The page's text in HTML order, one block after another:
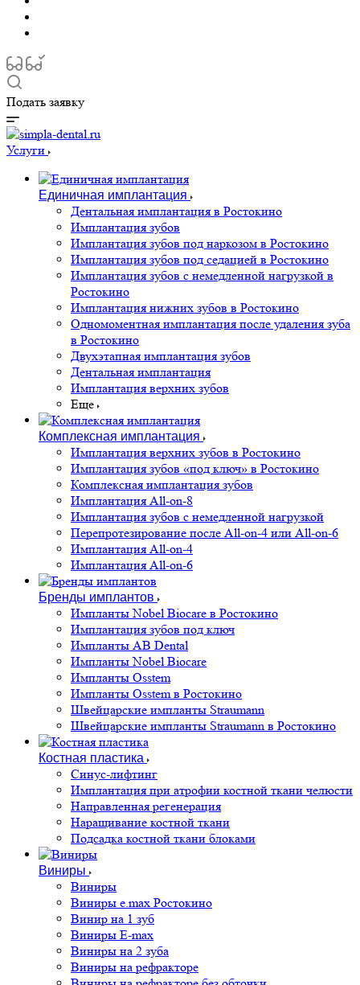
Подать заявку
Услуги
Единичная имплантация
Дентальная имплантация в Ростокино
Имплантация зубов
Имплантация зубов под наркозом в Ростокино
Имплантация зубов под седацией в Ростокино
Имплантация зубов с немедленной нагрузкой в
Ростокино
Имплантация нижних зубов в Ростокино
Одномоментная имплантация после удаления зуба
в Ростокино
Двухэтапная имплантация зубов
Дентальная имплантация
Имплантация верхних зубов
Еще
Комплексная имплантация
Имплантация верхних зубов в Ростокино
Имплантация зубов «под ключ» в Ростокино
Комплексная имплантация зубов
Имплантация All-on-8
Имплантация зубов с немедленной нагрузкой
Перепротезирование после All-on-4 или All-on-6
Имплантация All-on-4
Имплантация All-on-6
Бренды имплантов
Импланты Nobel Biocare в Ростокино
Имплантация зубов под ключ
Импланты AB Dental
Импланты Nobel Biocare
Импланты Osstem
Импланты Osstem в Ростокино
Швейцарские импланты Straumann
Швейцарские импланты Straumann в Ростокино
Костная пластика
Cинус-лифтинг
Имплантация при атрофии костной ткани челюсти
Направленная регенерация
Наращивание костной ткани
Подсадка костной ткани блоками
Виниры
Виниры
Виниры e.max Ростокино
Винир на 1 зуб
Виниры E-max
Виниры на 2 зуба
Виниры на рефракторе